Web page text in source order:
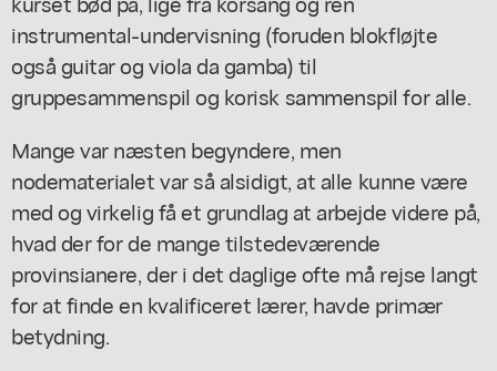
instrumental-undervisning (foruden blokfløjte
også guitar og viola da gamba) til
gruppesammenspil og korisk sammenspil for alle.
Mange var næsten begyndere, men
nodematerialet var så alsidigt, at alle kunne være
med og virkelig få et grundlag at arbejde videre på,
hvad der for de mange tilstedeværende
provinsianere, der i det daglige ofte må rejse langt
for at finde en kvalificeret lærer, havde primær
betydning.